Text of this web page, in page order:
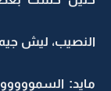
النصيب، ليش
مايد: